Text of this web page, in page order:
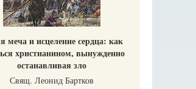
меча и исцеление сердца: как
христианином, вынужденно
останавливая зло
Свящ. Леонид Бартков